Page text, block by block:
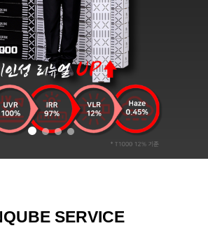
SERVICE